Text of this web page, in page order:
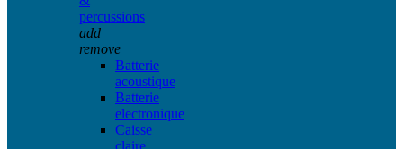
percussions
add
remove
Batterie
acoustique
Batterie
electronique
Caisse
claire